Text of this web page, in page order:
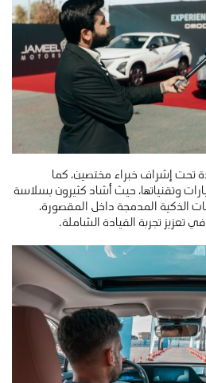
تحت إشراف خبراء مختصين، كما
وتقنياتها، حيث أشاد كثيرون بسلاسة
الذكية المدمجة داخل المقصورة،
تجربة القيادة الشاملة.